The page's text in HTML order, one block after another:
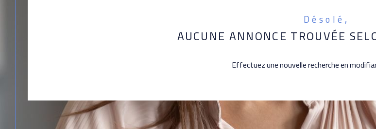
Désolé,
AUCUNE ANNONCE TROUVÉE
Effectuez une nouvelle recherche en